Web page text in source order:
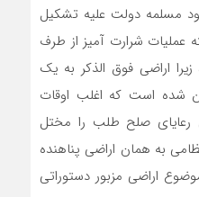
مسلمه دولت علیه تشکیل
عملیات شرارت آمیز از طرف
اراضی فوق الذکر به یک
شده است که اغلب اوقات
صلح طلب را مختل
به همان اراضی پناهنده
اراضی مزبور دستوراتی